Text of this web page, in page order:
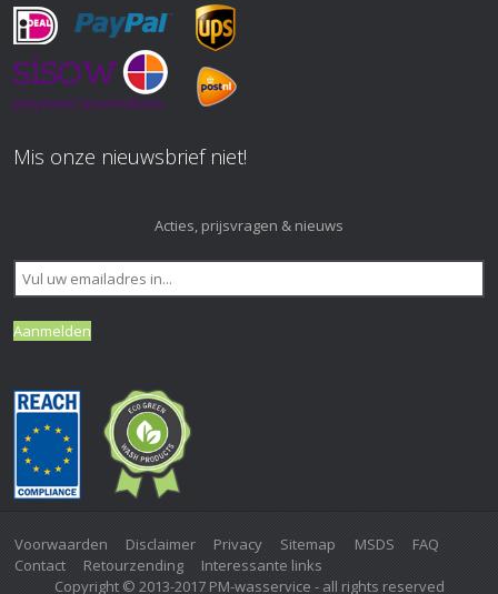
Mis onze nieuwsbrief niet!
Acties, prijsvragen & nieuws
Voorwaarden Disclaimer Privacy Sitemap MSDS
FAQ
Contact
Retourzending
Interessante links
Copyright © 2013-2017 PM-wasservice - all rights reserved